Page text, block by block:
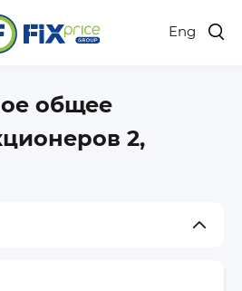
Eng
общее
2,